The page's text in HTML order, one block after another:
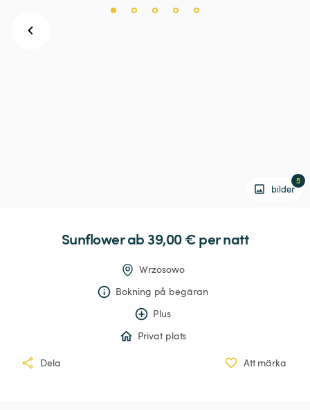
bilder
5
Sunflower ab 39,00 € per natt
Wrzosowo
Bokning på begäran
Plus
Privat plats
Dela Att märka